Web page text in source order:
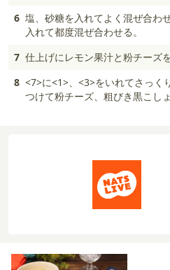
6 塩、砂糖を入れてよく混ぜ合わ
入れて都度混ぜ合わせる。
7 仕上げにレモン果汁と粉チーズ
8 <7>に<1>、<3>をいれてさっく
つけて粉チーズ、粗びき黒こし